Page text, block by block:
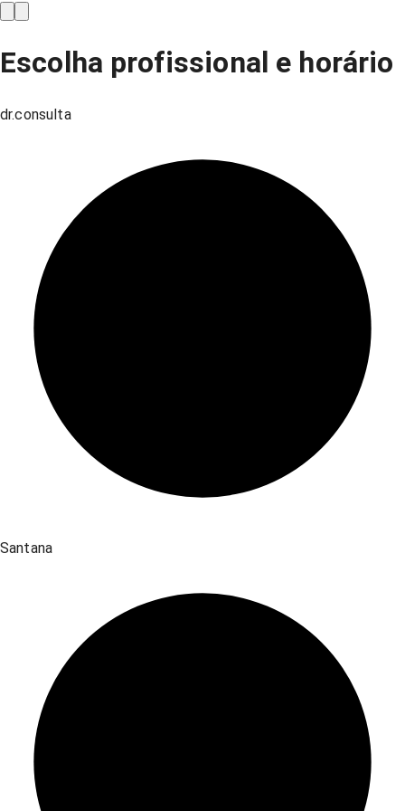
Escolha profissional e horário
dr.consulta
Santana